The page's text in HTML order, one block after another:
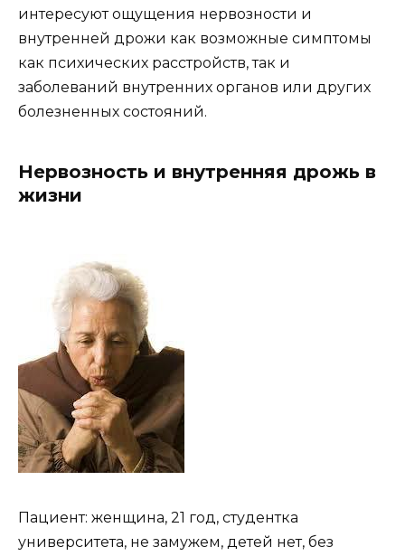
интересуют ощущения нервозности и
внутренней дрожи как возможные симптомы
как психических расстройств, так и
заболеваний внутренних органов или других
болезненных состояний.
Нервозность и внутренняя дрожь в
жизни
Пациент: женщина, 21 год, студентка
университета, не замужем, детей нет, без